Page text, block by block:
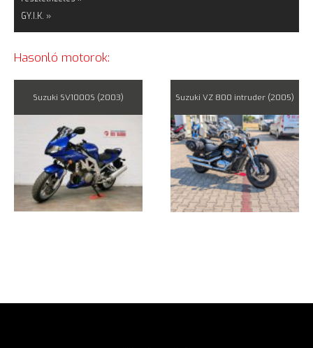
GY.I.K. »
Hasonló motorok:
Suzuki SV1000S (2003) Suzuki VZ 800 intruder (2005)